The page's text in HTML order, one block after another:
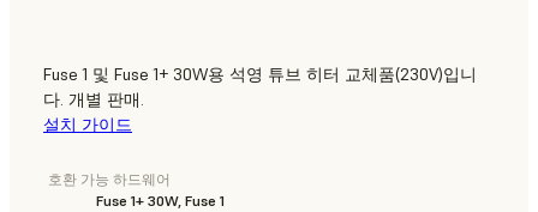
Fuse 1 및 Fuse 1+ 30W용 석영 튜브 히터 교체품(230V)입니
다. 개별 판매.
설치 가이드
호환 가능 하드웨어
Fuse 1+ 30W, Fuse 1